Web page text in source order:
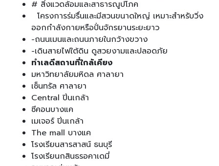
# สิ่งแวดล้อมและสาธารณูปโภค
โครงการร่มรื่นและมีสวนขนาดใหญ่ เหมาะสำหรับวิ่ง
ออกกำลังกายหรือปั่นจักรยานระยะยาว
-ถนนเมนและถนนภายในกว้างขวาง
-เดินสายไฟใต้ดิน ดูสวยงามและปลอดภัย
ทำเลดีสถานที่ใกล้เคียง
มหาวิทยาลัยมหิดล ศาลายา
เซ็นทรัล ศาลายา
Central ปิ่นเกล้า
ซีคอนบางแค
เมเจอร์ ปิ่นเกล้า
The mall บางแค
โรงเรียนสารสาสน์ ธนบุรี
โรงเรียนกสินธรอคาเดมี่